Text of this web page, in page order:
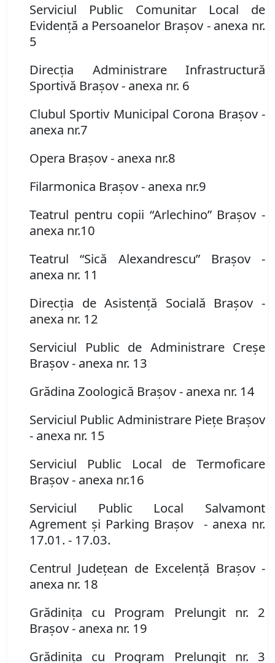
Serviciul Public Comunitar Local de
Evidenţă a Persoanelor Braşov - anexa nr.
5
Direcţia Administrare Infrastructură
Sportivă Braşov- anexa nr. 6
Clubul Sportiv Municipal Corona Braşov -
anexa nr.7
Opera Braşov- anexa nr.8
Filarmonica Braşov- anexa nr.9
Teatrul pentru copii “Arlechino” Braşov -
anexa nr.10
Teatrul“Sică Alexandrescu” Braşov
-
anexa nr. 11
Direcţia de Asistență Socială Braşov -
anexa nr. 12
Serviciul Public de Administrare Creşe
Braşov- anexa nr. 13
Grădina Zoologică Braşov- anexa nr. 14
Serviciul Public Administrare Pieţe Braşov
- anexa nr. 15
Serviciul Public Local de Termoficare
Braşov- anexa nr.16
Serviciul Public Local Salvamont
Agrement şi Parking Braşov - anexa nr.
17.01. - 17.03.
Centrul Județean de Excelenţă Braşov -
anexa nr. 18
Grădiniţa cu Program Prelungit nr. 2
Braşov- anexa nr. 19
Grădiniţa cu Program Prelungit nr. 3